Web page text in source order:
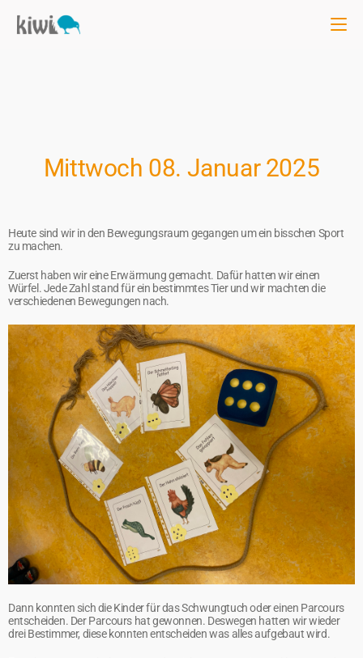
Mittwoch 08. Januar 2025
Heute sind wir in den Bewegungsraum gegangen um ein bisschen Sport
zu machen.
Zuerst haben wir eine Erwärmung gemacht. Dafür hatten wir einen
Würfel. Jede Zahl stand für ein bestimmtes Tier und wir machten die
verschiedenen Bewegungen nach.
Dann konnten sich die Kinder für das Schwungtuch oder einen Parcours
entscheiden. Der Parcours hat gewonnen. Deswegen hatten wir wieder
drei Bestimmer, diese konnten entscheiden was alles aufgebaut wird.